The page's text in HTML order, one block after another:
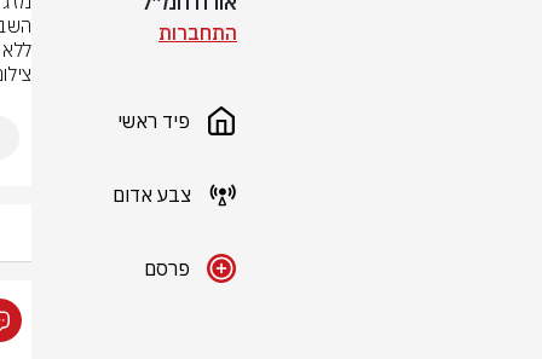
התחברות
פיד ראשי
צבע אדום
פרסם
ללא